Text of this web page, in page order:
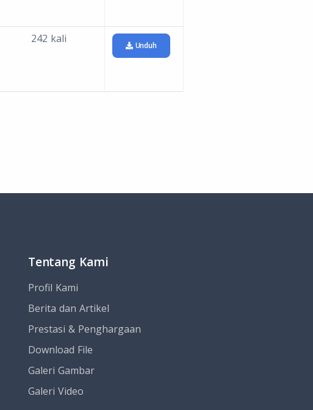
242 kali
Unduh
Tentang Kami
Profil Kami
Berita dan Artikel
Prestasi & Penghargaan
Download File
Galeri Gambar
Galeri Video